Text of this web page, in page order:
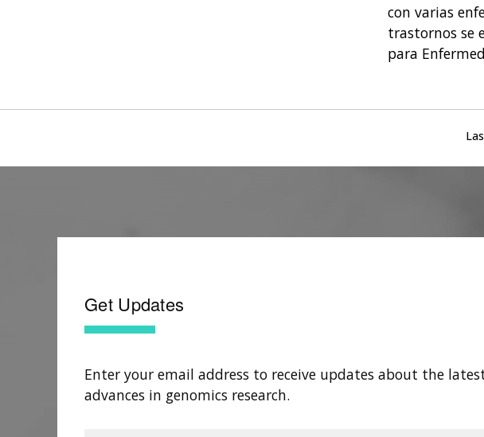
con varias
trastornos se
para
Get Updates
Enter your email address to receive updates about the
advances in genomics research.